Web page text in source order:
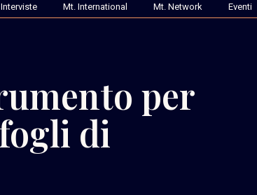
Interviste Mt. International Mt. Network Eventi
per
di